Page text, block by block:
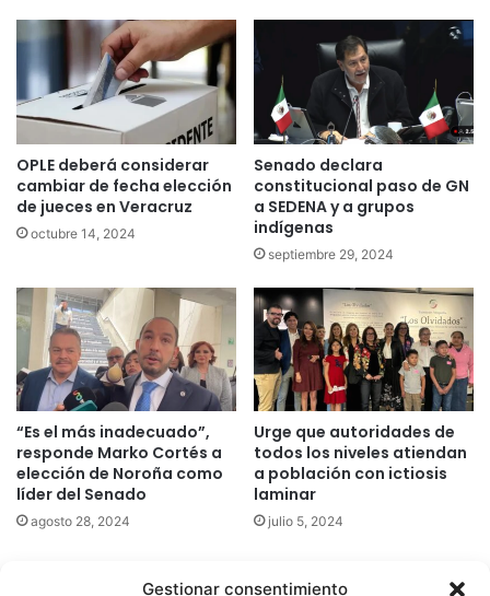
Gestionar consentimiento
OPLE deberá considerar
cambiar de fecha elección
de jueces en Veracruz
octubre 14, 2024
Senado declara
constitucional paso de GN
a SEDENA y a grupos
indígenas
septiembre 29, 2024
“Es el más inadecuado”,
responde Marko Cortés a
elección de Noroña como
líder del Senado
agosto 28, 2024
Urge que autoridades de
todos los niveles atiendan
a población con ictiosis
laminar
julio 5, 2024